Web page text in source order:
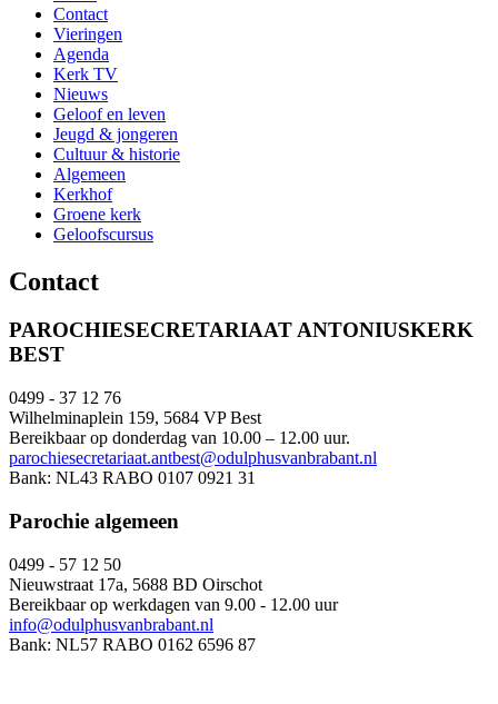
Contact
Vieringen
Agenda
Kerk TV
Nieuws
Geloof en leven
Jeugd & jongeren
Cultuur & historie
Algemeen
Kerkhof
Groene kerk
Geloofscursus
Contact
PAROCHIESECRETARIAAT ANTONIUSKERK
BEST
0499 - 37 12 76
Wilhelminaplein 159, 5684 VP Best
Bereikbaar op donderdag van 10.00 – 12.00 uur.
parochiesecretariaat.antbest@odulphusvanbrabant.nl
Bank: NL43 RABO 0107 0921 31
Parochie algemeen
0499 - 57 12 50
Nieuwstraat 17a, 5688 BD Oirschot
Bereikbaar op werkdagen van 9.00 - 12.00 uur
info@odulphusvanbrabant.nl
Bank: NL57 RABO 0162 6596 87